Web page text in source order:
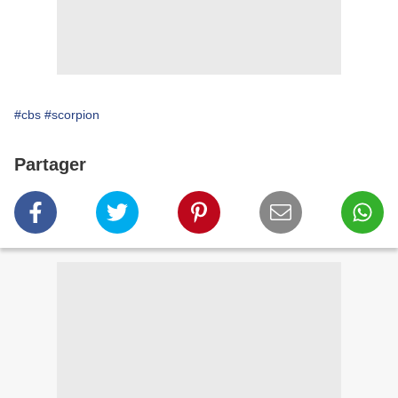
#cbs #scorpion
Partager